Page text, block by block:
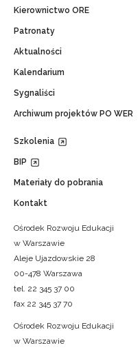
Kierownictwo ORE
Patronaty
Aktualności
Kalendarium
Sygnaliści
Archiwum projektów PO WER
Szkolenia
BIP
Materiały do pobrania
Kontakt
Ośrodek Rozwoju Edukacji
w Warszawie
Aleje Ujazdowskie 28
00-478 Warszawa
tel. 22 345 37 00
fax 22 345 37 70
Ośrodek Rozwoju Edukacji
w Warszawie